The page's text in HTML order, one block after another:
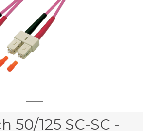
50/125 SC-SC -